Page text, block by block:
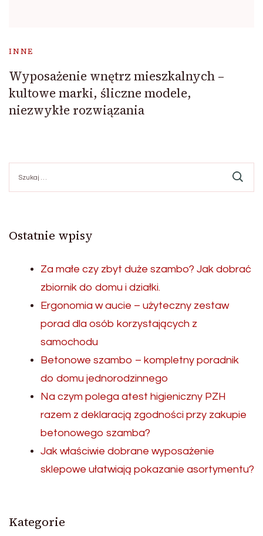
INNE
Wyposażenie wnętrz mieszkalnych –
kultowe marki, śliczne modele,
niezwykłe rozwiązania
Ostatnie wpisy
Za małe czy zbyt duże szambo? Jak dobrać
zbiornik do domu i działki.
Ergonomia w aucie – użyteczny zestaw
porad dla osób korzystających z
samochodu
Betonowe szambo – kompletny poradnik
do domu jednorodzinnego
Na czym polega atest higieniczny PZH
razem z deklaracją zgodności przy zakupie
betonowego szamba?
Jak właściwie dobrane wyposażenie
sklepowe ułatwiają pokazanie asortymentu?
Kategorie